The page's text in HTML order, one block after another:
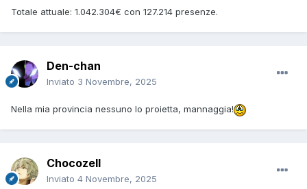
Totale attuale: 1.042.304€ con 127.214 presenze.
Den-chan
Inviato 3 Novembre, 2025
Nella mia provincia nessuno lo proietta, mannaggia!
Chocozell
Inviato 4 Novembre, 2025